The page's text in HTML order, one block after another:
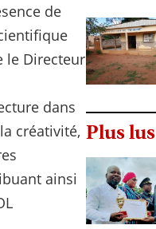
de
le Directeur
dans
créativité,
ainsi
Plus lus